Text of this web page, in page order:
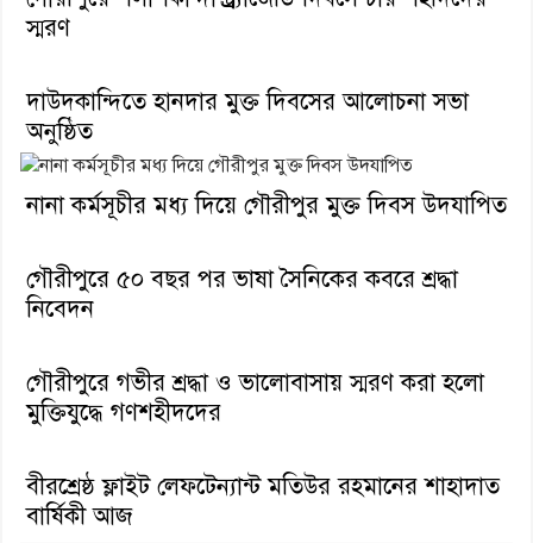
স্মরণ
দাউদকান্দিতে হানদার মুক্ত দিবসের আলোচনা সভা
অনুষ্ঠিত
নানা কর্মসূচীর মধ্য দিয়ে গৌরীপুর মুক্ত দিবস উদযাপিত
গৌরীপুরে ৫০ বছর পর ভাষা সৈনিকের কবরে শ্রদ্ধা
নিবেদন
গৌরীপুরে গভীর শ্রদ্ধা ও ভালোবাসায় স্মরণ করা হলো
মুক্তিযুদ্ধে গণশহীদদের
বীরশ্রেষ্ঠ ফ্লাইট লেফটেন্যান্ট মতিউর রহমানের শাহাদাত
বার্ষিকী আজ